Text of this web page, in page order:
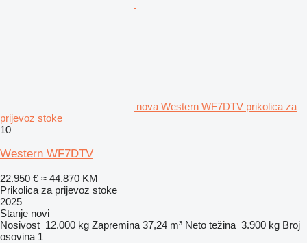
nova Western WF7DTV prikolica za
prijevoz stoke
10
Western WF7DTV
22.950 € ≈ 44.870 KM
Prikolica za prijevoz stoke
2025
Stanje novi
Nosivost 12.000 kg Zapremina 37,24 m³ Neto težina 3.900 kg Broj
osovina 1